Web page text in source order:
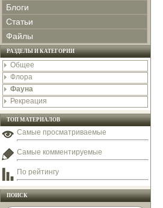
Блоги
Статьи
Файлы
РАЗДЕЛЫ И КАТЕГОРИИ
Общее
Флора
Фауна
Рекреация
ТОП МАТЕРИАЛОВ
Самые просматриваемые
Самые комментируемые
По рейтингу
ПОИСК